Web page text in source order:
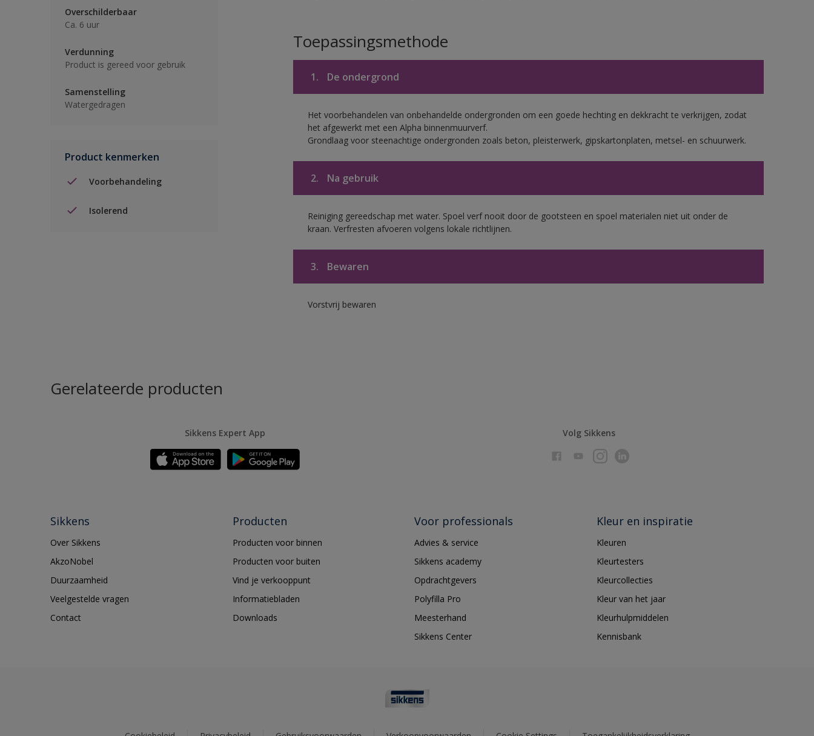
Overschilderbaar
Ca. 6 uur
Verdunning
Product is gereed voor gebruik
Samenstelling
Watergedragen
Product kenmerken
Voorbehandeling
Isolerend
Toepassingsmethode
1. De ondergrond
Het voorbehandelen van onbehandelde ondergronden om een goede hechting en dekkracht te verkrijgen, zodat
het afgewerkt met een Alpha binnenmuurverf.
Grondlaag voor steenachtige ondergronden zoals beton, pleisterwerk, gipskartonplaten, metsel- en schuurwerk.
2. Na gebruik
Reiniging gereedschap met water. Spoel verf nooit door de gootsteen en spoel materialen niet uit onder de
kraan. Verfresten afvoeren volgens lokale richtlijnen.
3. Bewaren
Vorstvrij bewaren
Gerelateerde producten
Sikkens Expert App Volg Sikkens
Sikkens
Over Sikkens
AkzoNobel
Duurzaamheid
Veelgestelde vragen
Contact
Producten
Producten voor binnen
Producten voor buiten
Vind je verkooppunt
Informatiebladen
Downloads
Voor professionals
Advies & service
Sikkens academy
Opdrachtgevers
Polyfilla Pro
Meesterhand
Sikkens Center
Kleur en inspiratie
Kleuren
Kleurtesters
Kleurcollecties
Kleur van het jaar
Kleurhulpmiddelen
Kennisbank